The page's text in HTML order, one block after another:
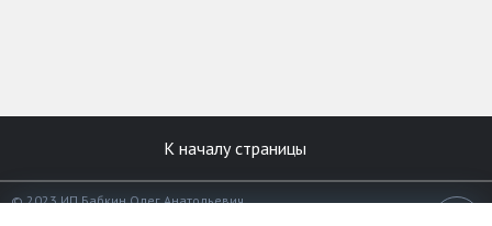
К началу страницы
© 2023 ИП Бабкин Олег Анатольевич